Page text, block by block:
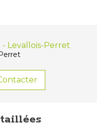
- Levallois-Perret